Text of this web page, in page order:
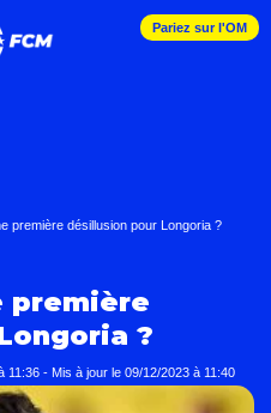
Pariez sur l'OM
première désillusion pour Longoria ?
première
?
11:36 - Mis à jour le 09/12/2023 à 11:40